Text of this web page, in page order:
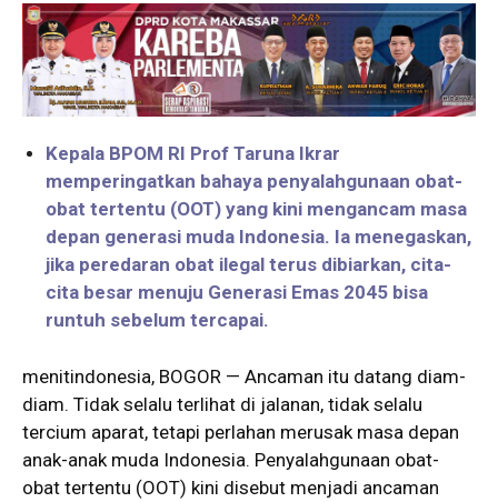
Kepala BPOM RI Prof Taruna Ikrar
memperingatkan bahaya penyalahgunaan obat-
obat tertentu (OOT) yang kini mengancam masa
depan generasi muda Indonesia. Ia menegaskan,
jika peredaran obat ilegal terus dibiarkan, cita-
cita besar menuju Generasi Emas 2045 bisa
runtuh sebelum tercapai.
menitindonesia, BOGOR — Ancaman itu datang diam-
diam. Tidak selalu terlihat di jalanan, tidak selalu
tercium aparat, tetapi perlahan merusak masa depan
anak-anak muda Indonesia. Penyalahgunaan obat-
obat tertentu (OOT) kini disebut menjadi ancaman